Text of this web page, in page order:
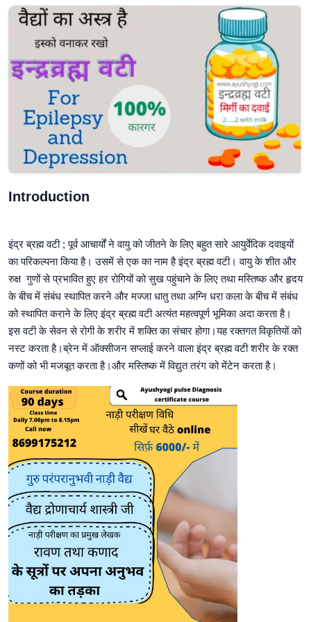
Introduction
इंद्र ब्रह्म वटी ; पूर्व आचार्यों ने वायु को जीतने के लिए बहुत सारे आयुर्वेदिक दवाइयों
का परिकल्पना किया है। उसमें से एक का नाम है इंद्र ब्रह्म वटी। वायु के शीत और
रुक्ष गुणों से प्रभावित हुए हर रोगियों को सुख पहुंचाने के लिए तथा मस्तिष्क और हृदय
के बीच में संबंध स्थापित करने और मज्जा धातु तथा अग्नि धरा कला के बीच में संबंध
को स्थापित कराने के लिए इंद्र ब्रह्म वटी अत्यंत महत्वपूर्ण भूमिका अदा करता है।
इस वटी के सेवन से रोगी के शरीर में शक्ति का संचार होगा।यह रक्तगत विकृतियों को
नस्ट करता है।ब्रेन में ऑक्सीजन सप्लाई करने वाला इंद्र ब्रह्म वटी शरीर के रक्त
कणों को भी मजबूत करता है।और मस्तिष्क में विद्युत तरंग को मेंटेन करता है।